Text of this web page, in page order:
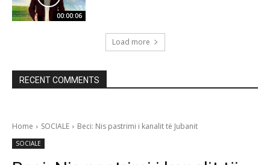
00:00:06
Load more
RECENT COMMENTS